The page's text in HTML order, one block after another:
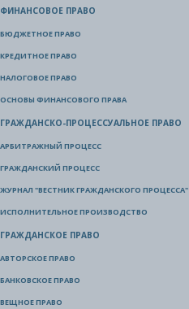
ФИНАНСОВОЕ ПРАВО
БЮДЖЕТНОЕ ПРАВО
КРЕДИТНОЕ ПРАВО
НАЛОГОВОЕ ПРАВО
ОСНОВЫ ФИНАНСОВОГО ПРАВА
ГРАЖДАНСКО-ПРОЦЕССУАЛЬНОЕ ПРАВО
АРБИТРАЖНЫЙ ПРОЦЕСС
ГРАЖДАНСКИЙ ПРОЦЕСС
ЖУРНАЛ "ВЕСТНИК ГРАЖДАНСКОГО ПРОЦЕССА"
ИСПОЛНИТЕЛЬНОЕ ПРОИЗВОДСТВО
ГРАЖДАНСКОЕ ПРАВО
АВТОРСКОЕ ПРАВО
БАНКОВСКОЕ ПРАВО
ВЕЩНОЕ ПРАВО